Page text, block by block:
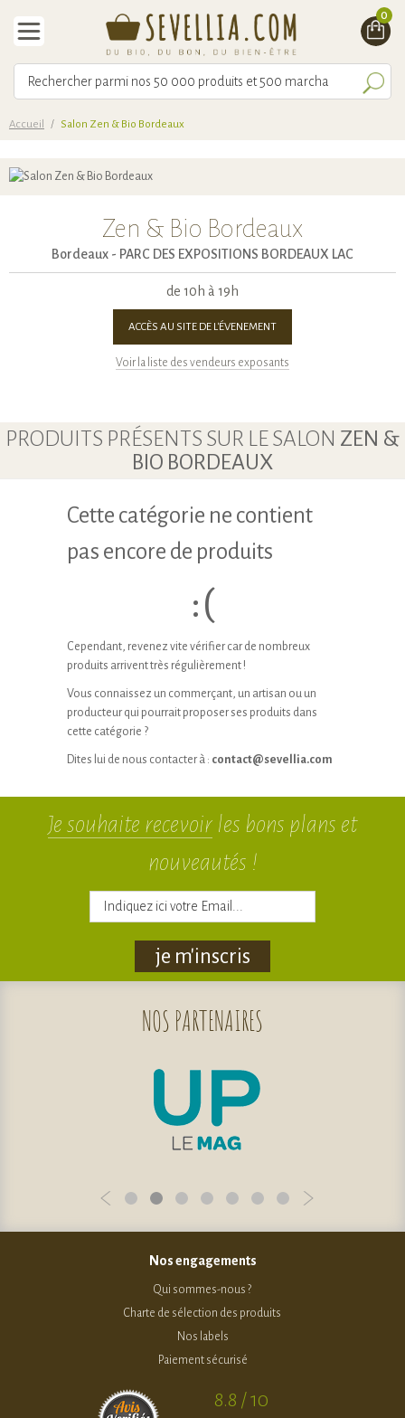
0
Accueil / Salon Zen & Bio Bordeaux
Zen & Bio Bordeaux
Bordeaux - PARC DES EXPOSITIONS BORDEAUX LAC
de 10h à 19h
ACCÈS AU SITE DE L'ÉVENEMENT
Voir la liste des vendeurs exposants
PRODUITS PRÉSENTS SUR LE SALON ZEN &
BIO BORDEAUX
Cette catégorie ne contient
pas encore de produits
:(
Cependant, revenez vite vérifier car de nombreux
produits arrivent très régulièrement !
Vous connaissez un commerçant, un artisan ou un
producteur qui pourrait proposer ses produits dans
cette catégorie ?
Dites lui de nous contacter à : contact@sevellia.com
Je souhaite recevoirles bons plans et
nouveautés !
je m'inscris
NOS PARTENAIRES
Nos engagements
Qui sommes-nous ?
Charte de sélection des produits
Nos labels
Paiement sécurisé
8.8 / 10